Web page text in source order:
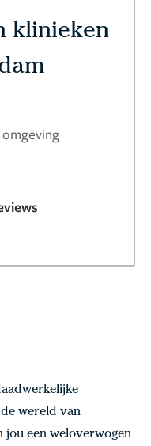
klinieken
omgeving
wereld van
jou een weloverwogen